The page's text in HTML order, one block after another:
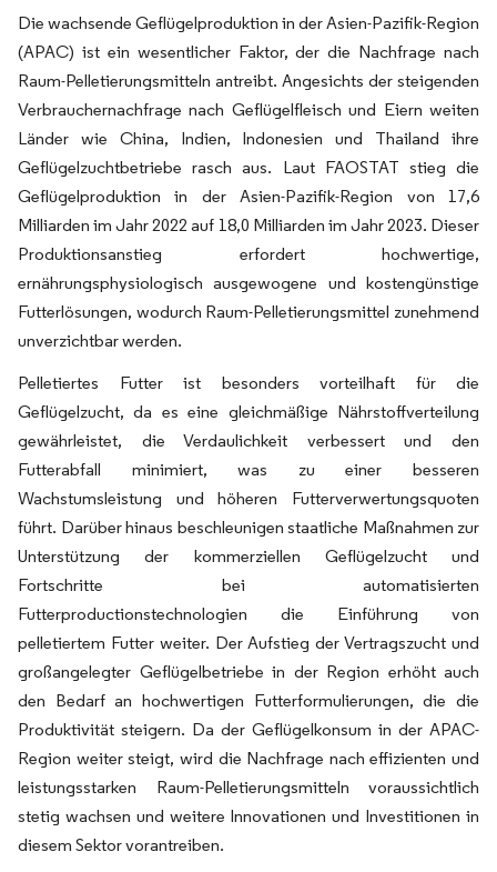
Die wachsende Geflügelproduktion in der Asien-Pazifik-Region
(APAC) ist ein wesentlicher Faktor, der die Nachfrage nach
Raum-Pelletierungsmitteln antreibt. Angesichts der steigenden
Verbrauchernachfrage nach Geflügelfleisch und Eiern weiten
Länder wie China, Indien, Indonesien und Thailand ihre
Geflügelzuchtbetriebe rasch aus. Laut FAOSTAT stieg die
Geflügelproduktion in der Asien-Pazifik-Region von 17,6
Milliarden im Jahr 2022 auf 18,0 Milliarden im Jahr 2023. Dieser
Produktionsanstieg erfordert hochwertige,
ernährungsphysiologisch ausgewogene und kostengünstige
Futterlösungen, wodurch Raum-Pelletierungsmittel zunehmend
unverzichtbar werden.
Pelletiertes Futter ist besonders vorteilhaft für die
Geflügelzucht, da es eine gleichmäßige Nährstoffverteilung
gewährleistet, die Verdaulichkeit verbessert und den
Futterabfall minimiert, was zu einer besseren
Wachstumsleistung und höheren Futterverwertungsquoten
führt. Darüber hinaus beschleunigen staatliche Maßnahmen zur
Unterstützung der kommerziellen Geflügelzucht und
Fortschritte bei automatisierten
Futterproductionstechnologien die Einführung von
pelletiertem Futter weiter. Der Aufstieg der Vertragszucht und
großangelegter Geflügelbetriebe in der Region erhöht auch
den Bedarf an hochwertigen Futterformulierungen, die die
Produktivität steigern. Da der Geflügelkonsum in der APAC-
Region weiter steigt, wird die Nachfrage nach effizienten und
leistungsstarken Raum-Pelletierungsmitteln voraussichtlich
stetig wachsen und weitere Innovationen und Investitionen in
diesem Sektor vorantreiben.